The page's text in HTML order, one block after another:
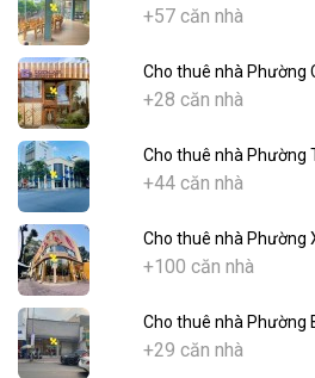
+57 căn nhà
Cho thuê nhà Phường
+28 căn nhà
Cho thuê nhà Phường
+44 căn nhà
Cho thuê nhà Phường
+100 căn nhà
Cho thuê nhà Phường
+29 căn nhà